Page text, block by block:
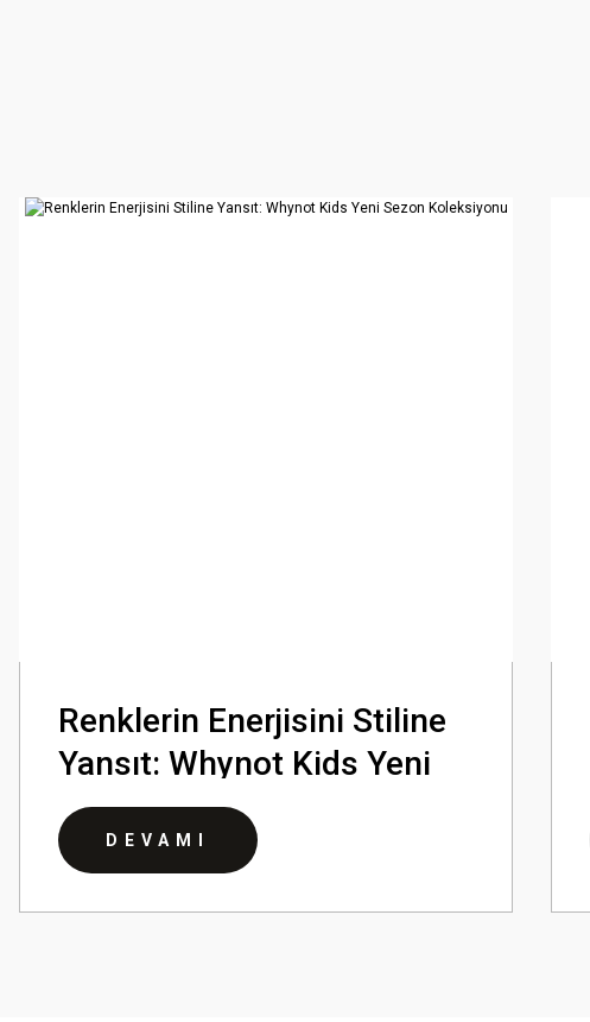
Renklerin Enerjisini Stiline
Yansıt: Whynot Kids Yeni
Sezon Koleksiyonu
DEVAMI